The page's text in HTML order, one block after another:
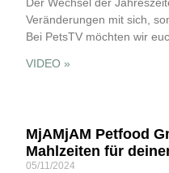
Der Wechsel der
Veränderungen mit sich,
Bei PetsTV möchten wir
VIDEO »
MjAMjAM Petfood
Mahlzeiten für
05/11/2024